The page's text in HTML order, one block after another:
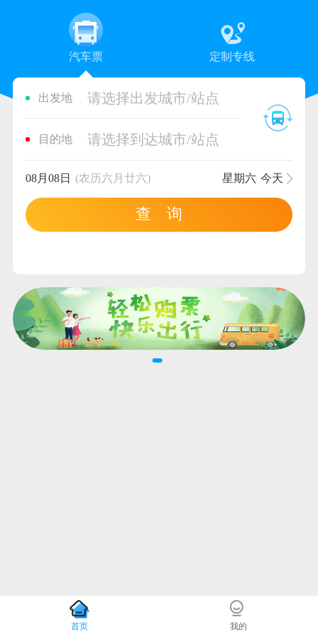
汽车票 定制专线
出发地 请选择出发城市/站点
目的地 请选择到达城市/站点
08月08日 (农历六月廿六) 星期六 今天
查 询
首页 我的